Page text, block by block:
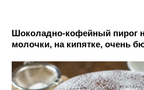
Шоколадно-кофейный пирог
молочки, на кипятке, очень